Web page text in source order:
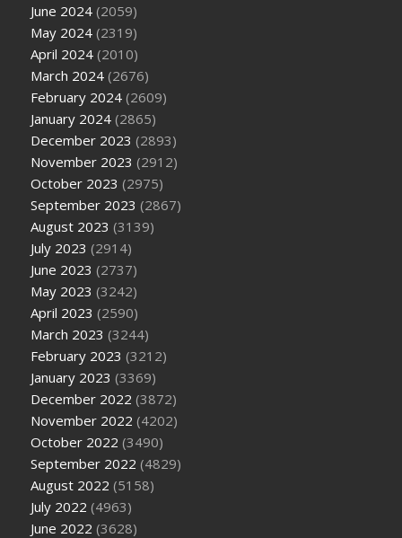
June 2024 (2059)
May 2024 (2319)
April 2024 (2010)
March 2024 (2676)
February 2024 (2609)
January 2024 (2865)
December 2023 (2893)
November 2023 (2912)
October 2023 (2975)
September 2023 (2867)
August 2023 (3139)
July 2023 (2914)
June 2023 (2737)
May 2023 (3242)
April 2023 (2590)
March 2023 (3244)
February 2023 (3212)
January 2023 (3369)
December 2022 (3872)
November 2022 (4202)
October 2022 (3490)
September 2022 (4829)
August 2022 (5158)
July 2022 (4963)
June 2022 (3628)